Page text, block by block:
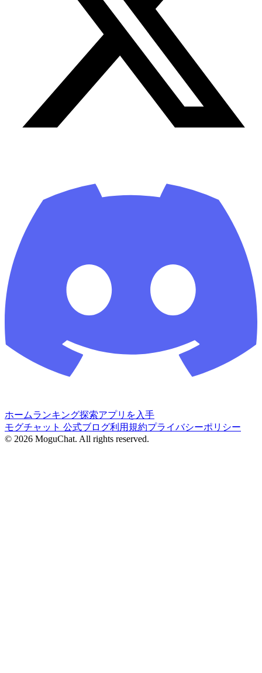
ホームランキング探索アプリを入手
モグチャット 公式ブログ利用規約プライバシーポリシー
© 2026 MoguChat. All rights reserved.